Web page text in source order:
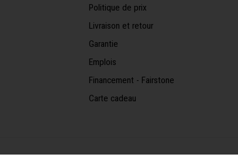
Politique de prix
Livraison et retour
Garantie
Emplois
Financement - Fairstone
Carte cadeau